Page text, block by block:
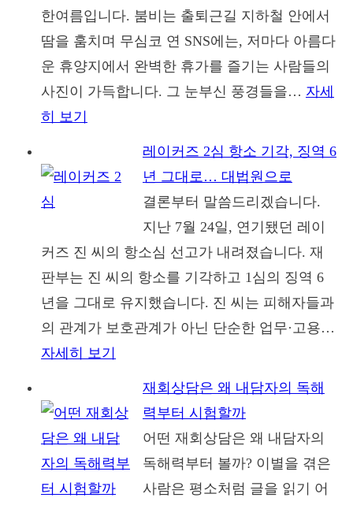
한여름입니다. 붐비는 출퇴근길 지하철 안에서
땀을 훔치며 무심코 연 SNS에는, 저마다 아름다
운 휴양지에서 완벽한 휴가를 즐기는 사람들의
사진이 가득합니다. 그 눈부신 풍경들을… 자세
히 보기
란
않
아
도
괜
찮
리
의
여
름
레이커즈 2심 항소 기각, 징역 6
년 그대로… 대법원으로
결론부터 말씀드리겠습니다.
지난 7월 24일, 연기됐던 레이
커즈 진 씨의 항소심 선고가 내려졌습니다. 재
판부는 진 씨의 항소를 기각하고 1심의 징역 6
년을 그대로 유지했습니다. 진 씨는 피해자들과
의 관계가 보호관계가 아닌 단순한 업무·고용…
자세히 보기
이
커
즈
재회상담은 왜 내담자의 독해
력부터 시험할까
어떤 재회상담은 왜 내담자의
독해력부터 볼까? 이별을 겪은
사람은 평소처럼 글을 읽기 어